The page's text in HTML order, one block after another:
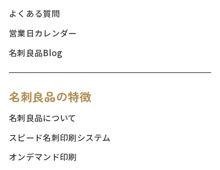
よくある質問
営業日カレンダー
名刺良品Blog
名刺良品の特徴
名刺良品について
スピード名刺印刷システム
オンデマンド印刷